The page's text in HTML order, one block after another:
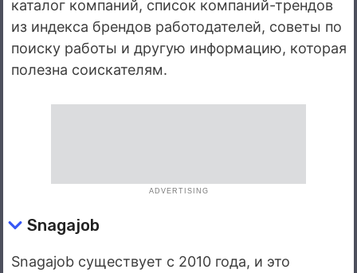
каталог компаний, список компаний-трендов
из индекса брендов работодателей, советы по
поиску работы и другую информацию, которая
полезна соискателям.
ADVERTISING
Snagajob
Snagajob существует с 2010 года, и это